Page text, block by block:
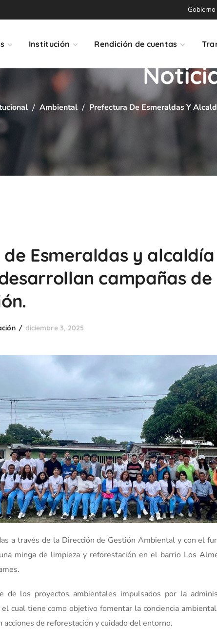
Institución Rendición de cuentas
Ambiental Prefectura De Esmeraldas Y
Esmeraldas y
campañas de
diciembre 3, 2025
a través de la Dirección de Gestión Ambiental y con el
minga de limpieza y reforestación en el barrio Los
de los proyectos ambientales impulsados por la
el cual tiene como objetivo fomentar la conciencia
acciones de reforestación y cuidado del entorno.